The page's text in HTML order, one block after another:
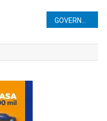
GOVERNO DE SP ANUNCIA INVESTIMENTO DE R$ 200 MILHÕES EM PROJETOS CULTURAIS